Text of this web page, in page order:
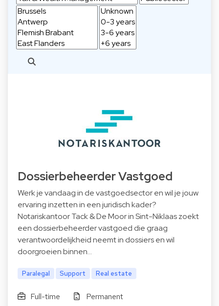
Dossierbeheerder Vastgoed
Werk je vandaag in de vastgoedsector en wil je jouw
ervaring inzetten in een juridisch kader?
Notariskantoor Tack & De Moor in Sint-Niklaas zoekt
een dossierbeheerder vastgoed die graag
verantwoordelijkheid neemt in dossiers en wil
doorgroeien binnen…
Paralegal Support Real estate
Full-time
Permanent